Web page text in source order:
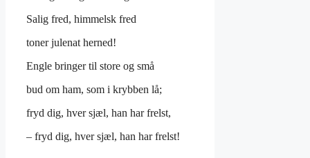
Salig fred, himmelsk fred
toner julenat herned!
Engle bringer til store og små
bud om ham, som i krybben lå;
fryd dig, hver sjæl, han har frelst,
– fryd dig, hver sjæl, han har frelst!